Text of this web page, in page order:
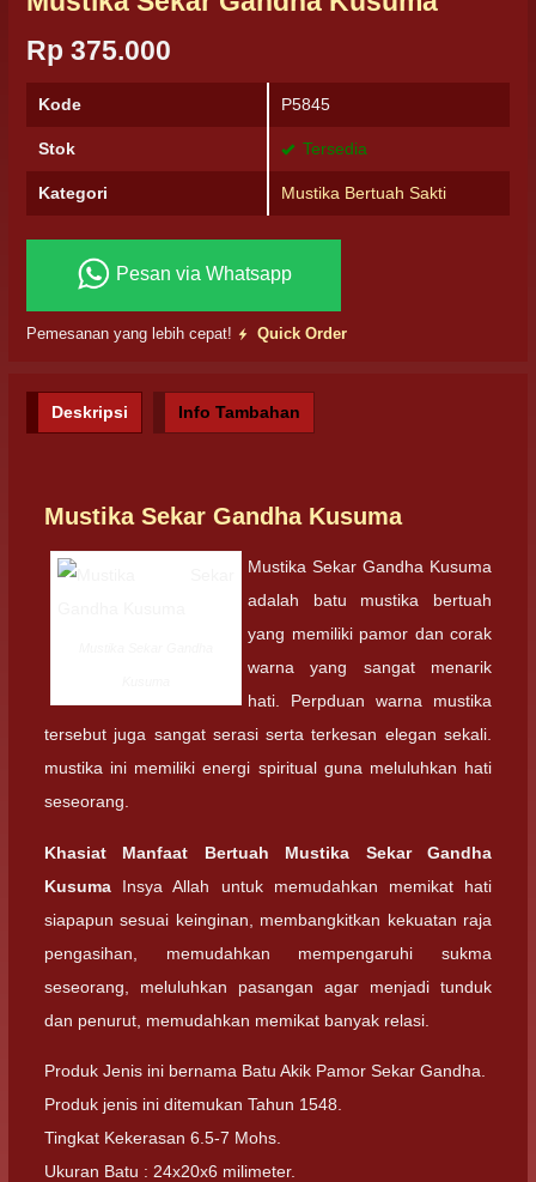
Rp 375.000
Kode P5845
Stok Tersedia
Kategori Mustika Bertuah Sakti
Pesan via Whatsapp
Pemesanan yang lebih cepat! Quick Order
Deskripsi Info Tambahan
Mustika Sekar Gandha Kusuma
Mustika Sekar Gandha Kusuma
adalah batu mustika bertuah
yang memiliki pamor dan corak
warna yang sangat menarik
hati. Perpduan warna mustika
tersebut juga sangat serasi serta terkesan elegan sekali.
mustika ini memiliki energi spiritual guna meluluhkan hati
seseorang.
Khasiat Manfaat Bertuah Mustika Sekar Gandha
Kusuma Insya Allah untuk memudahkan memikat hati
siapapun sesuai keinginan, membangkitkan kekuatan raja
pengasihan, memudahkan mempengaruhi sukma
seseorang, meluluhkan pasangan agar menjadi tunduk
dan penurut, memudahkan memikat banyak relasi.
Produk Jenis ini bernama Batu Akik Pamor Sekar Gandha.
Produk jenis ini ditemukan Tahun 1548.
Tingkat Kekerasan 6.5-7 Mohs.
Ukuran Batu : 24x20x6 milimeter.